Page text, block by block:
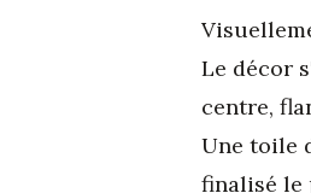
Le décor
centre,
Une toile
finalisé le